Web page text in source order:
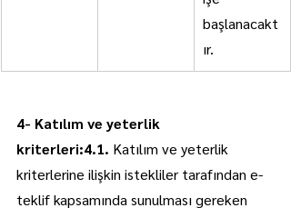
başlanacakt
ır.
4- Katılım ve yeterlik
kriterleri:4.1. Katılım ve yeterlik
kriterlerine ilişkin istekliler tarafından e-
teklif kapsamında sunulması gereken